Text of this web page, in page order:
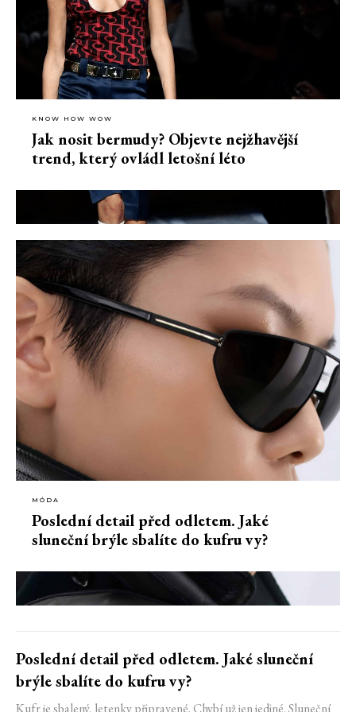
KNOW HOW WOW
Jak nosit bermudy? Objevte nejžhavější
trend, který ovládl letošní léto
MÓDA
Poslední detail před odletem. Jaké
sluneční brýle sbalíte do kufru vy?
Poslední detail před odletem. Jaké sluneční
brýle sbalíte do kufru vy?
Kufr je sbalený, letenky připravené. Chybí už jen jediné. Sluneční